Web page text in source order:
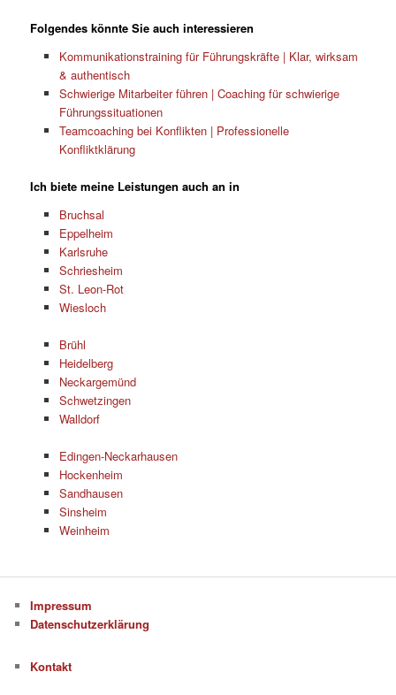
Folgendes könnte Sie auch interessieren
Kommunikationstraining für Führungskräfte | Klar, wirksam
& authentisch
Schwierige Mitarbeiter führen | Coaching für schwierige
Führungssituationen
Teamcoaching bei Konflikten | Professionelle
Konfliktklärung
Ich biete meine Leistungen auch an in
Bruchsal
Eppelheim
Karlsruhe
Schriesheim
St. Leon-Rot
Wiesloch
Brühl
Heidelberg
Neckargemünd
Schwetzingen
Walldorf
Edingen-Neckarhausen
Hockenheim
Sandhausen
Sinsheim
Weinheim
Impressum
Datenschutzerklärung
Kontakt